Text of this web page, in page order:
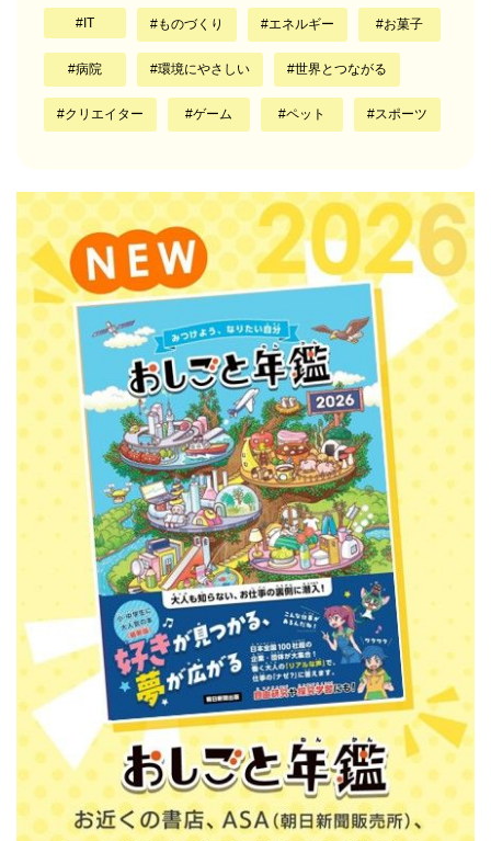
IT ものづくり エネルギー お菓子
病院 環境にやさしい 世界とつながる
クリエイター ゲーム ペット スポーツ